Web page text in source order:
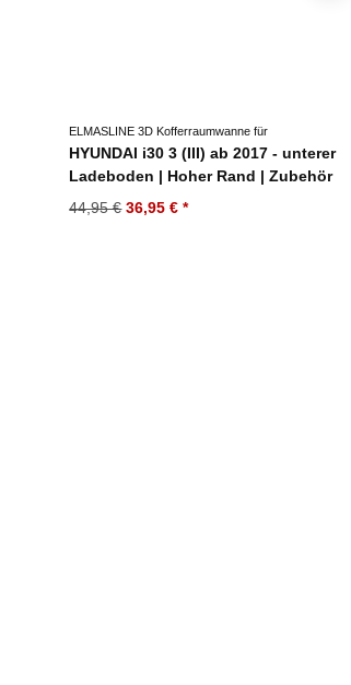
ELMASLINE 3D Kofferraumwanne für
HYUNDAI i30 3 (III) ab 2017 - unterer
Ladeboden | Hoher Rand | Zubehör
44,95 € 36,95 €*